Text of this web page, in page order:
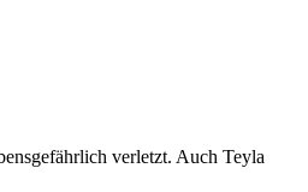
verletzt. Auch Teyla